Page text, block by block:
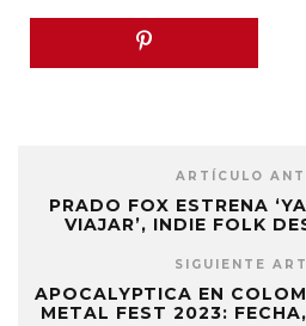
ARTÍCULO
PRADO FOX ESTRENA
VIAJAR’, INDIE FOLK
SIGUIENTE
APOCALYPTICA EN
METAL FEST 2023: